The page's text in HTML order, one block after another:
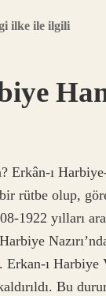
ilke ile ilgili
Erkân-ı
rütbe olup,
1922 yılları
ı Harbiye
Bu